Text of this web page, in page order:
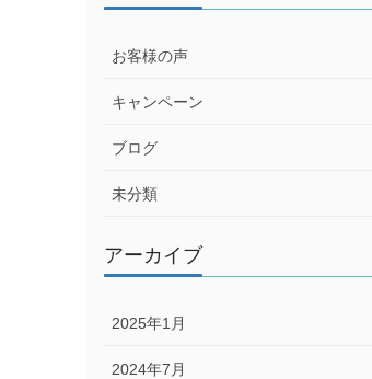
お客様の声
キャンペーン
ブログ
未分類
アーカイブ
2025年1月
2024年7月